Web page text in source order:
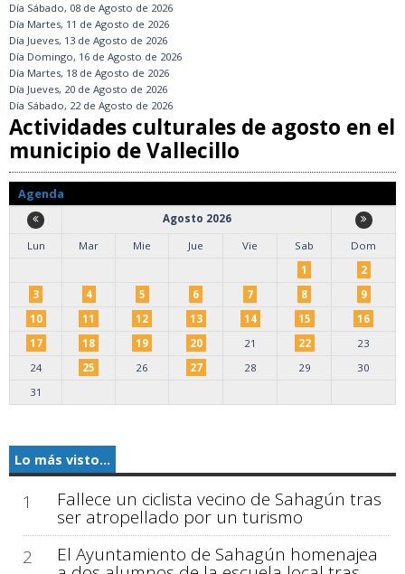
Día Sábado, 08 de Agosto de 2026
Día Martes, 11 de Agosto de 2026
Día Jueves, 13 de Agosto de 2026
Día Domingo, 16 de Agosto de 2026
Día Martes, 18 de Agosto de 2026
Día Jueves, 20 de Agosto de 2026
Día Sábado, 22 de Agosto de 2026
Actividades culturales de agosto en el
municipio de Vallecillo
Agenda
Agosto 2026
Lun
Mar Mie Jue Vie Sab
Dom
1
2
3
4 5 6 7 8
9
10
11 12 13 14 15
16
17
18 19 20 21 22
23
24
25 26 27 28 29
30
31
Lo más visto...
1 Fallece un ciclista vecino de Sahagún tras
ser atropellado por un turismo
2
El Ayuntamiento de Sahagún homenajea